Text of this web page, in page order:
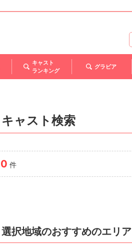
キャスト
ランキング
グラビア
キャスト検索
0 件
選択地域のおすすめのエリア